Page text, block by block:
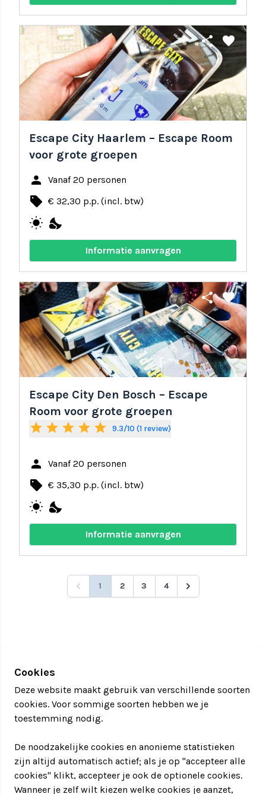
share favorite
Escape City Haarlem – Escape Room
voor grote groepen
person Vanaf 20 personen
local_offer € 32,30 p.p. (incl. btw)
wb_sunny nights_stay
Informatie aanvragen
share favorite
Escape City Den Bosch – Escape
Room voor grote groepen
star star star star star 9.3/10 (1 review)
person Vanaf 20 personen
local_offer € 35,30 p.p. (incl. btw)
wb_sunny nights_stay
Informatie aanvragen
1 2 3 4
Cookies
Deze website maakt gebruik van verschillende soorten
cookies. Voor sommige soorten hebben we je
toestemming nodig.
De noodzakelijke cookies en anonieme statistieken
zijn altijd automatisch actief; als je op "accepteer alle
cookies" klikt, accepteer je ook de optionele cookies.
Wanneer je zelf wilt kiezen welke cookies je aanzet,